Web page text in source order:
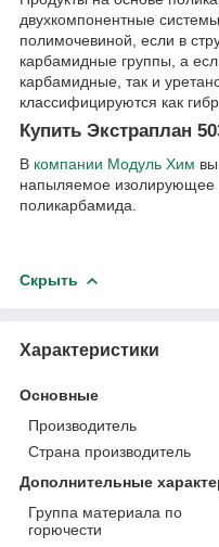
двухкомпонентные
полимочевиной, если в
карбамидные группы, а
карбамидные, так и
классифицируются как
Купить Экстраплан
В компании Модуль Хим
напыляемое изолирующее
поликарбамида.
Скрыть
Характеристики
Основные
Производитель
Страна производитель
Дополнительные
Группа материала по
горючести